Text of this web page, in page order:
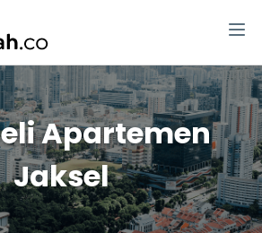
Apartemen
Jaksel